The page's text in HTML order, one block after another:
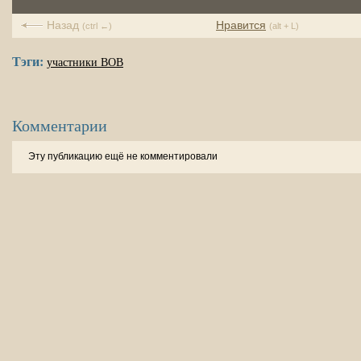
Нравится (alt + L)
Назад (ctrl ←)
Тэги: участники ВОВ
Комментарии
Эту публикацию ещё не комментировали